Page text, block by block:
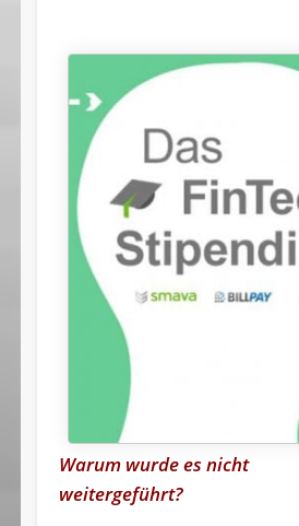
Warum wurde es nicht
weitergeführt?